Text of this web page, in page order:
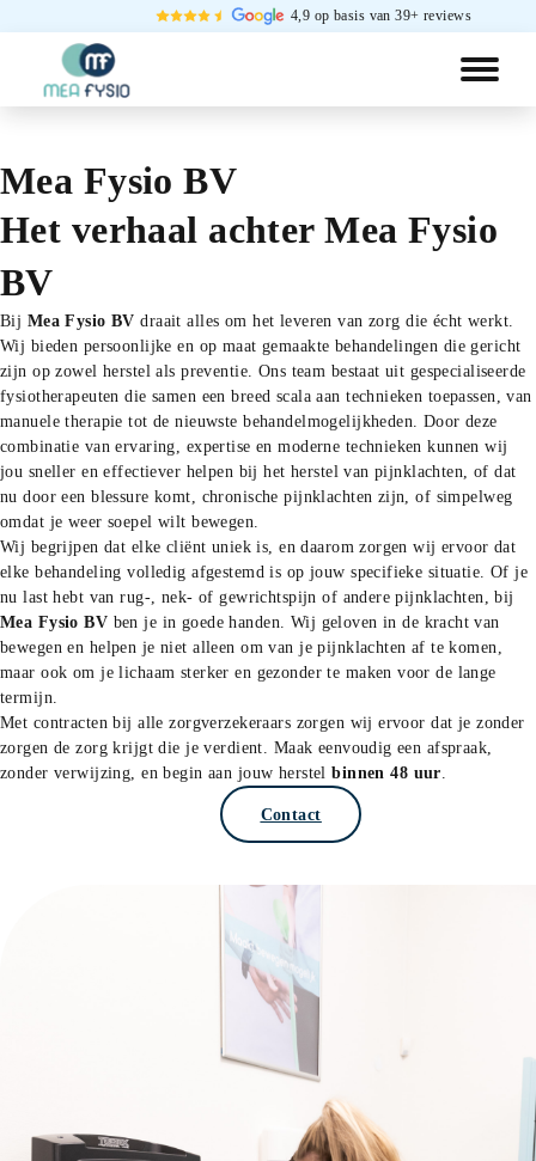
4,9 op basis van 39+ reviews
Mea Fysio BV
Het verhaal achter Mea Fysio
BV
Bij Mea Fysio BV draait alles om het leveren van zorg die écht werkt.
Wij bieden persoonlijke en op maat gemaakte behandelingen die gericht
zijn op zowel herstel als preventie. Ons team bestaat uit gespecialiseerde
fysiotherapeuten die samen een breed scala aan technieken toepassen, van
manuele therapie tot de nieuwste behandelmogelijkheden. Door deze
combinatie van ervaring, expertise en moderne technieken kunnen wij
jou sneller en effectiever helpen bij het herstel van pijnklachten, of dat
nu door een blessure komt, chronische pijnklachten zijn, of simpelweg
omdat je weer soepel wilt bewegen.
Wij begrijpen dat elke cliënt uniek is, en daarom zorgen wij ervoor dat
elke behandeling volledig afgestemd is op jouw specifieke situatie. Of je
Mea Fysio BV ben je in goede handen. Wij geloven in de kracht van
bewegen en helpen je niet alleen om van je pijnklachten af te komen,
maar ook om je lichaam sterker en gezonder te maken voor de lange
termijn.
Met contracten bij alle zorgverzekeraars zorgen wij ervoor dat je zonder
zorgen de zorg krijgt die je verdient. Maak eenvoudig een afspraak,
zonder verwijzing, en begin aan jouw herstel binnen 48 uur
Contact